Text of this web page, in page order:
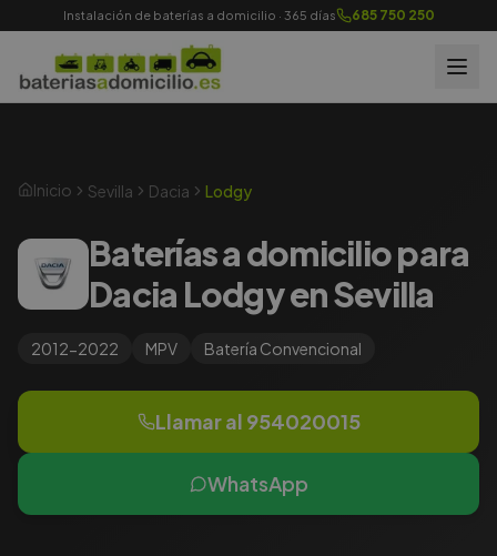
Instalación de baterías a domicilio · 365 días 685 750 250
Inicio Sevilla Dacia Lodgy
Baterías a domicilio para
Dacia Lodgy en Sevilla
2012-2022 MPV Batería Convencional
Llamar al 954020015
WhatsApp